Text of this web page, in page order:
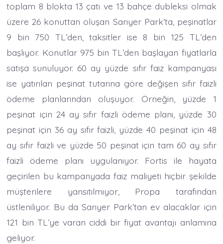
toplam 8 blokta 13 çatı ve 13 bahçe dubleksi olmak
üzere 26 konuttan oluşan Sarıyer Park’ta, peşinatlar
9 bin 750 TL’den, taksitler ise 8 bin 125 TL’den
başlıyor. Konutlar 975 bin TL’den başlayan fiyatlarla
satışa sunuluyor. 60 ay yüzde sıfır faiz kampanyası
ise yatırılan peşinat tutarına göre değişen sıfır faizli
ödeme planlarından oluşuyor. Örneğin, yüzde 1
peşinat için 24 ay sıfır faizli ödeme planı, yüzde 30
peşinat için 36 ay sıfır faizli, yüzde 40 peşinat için 48
ay sıfır faizli ve yüzde 50 peşinat için tam 60 ay sıfır
faizli ödeme planı uygulanıyor. Fortis ile hayata
geçirilen bu kampanyada faiz maliyeti hiçbir şekilde
müşterilere yansıtılmıyor, Propa tarafından
üstleniliyor. Bu da Sarıyer Park’tan ev alacaklar için
121 bin TL’ye varan ciddi bir fiyat avantajı anlamına
geliyor.